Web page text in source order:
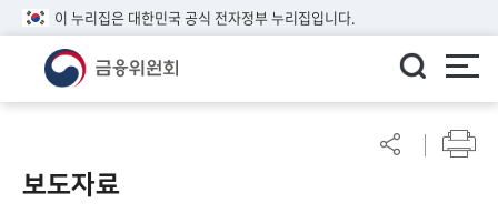
이 누리집은 대한민국 공식 전자정부 누리집입니다.
린
이알
보도자료